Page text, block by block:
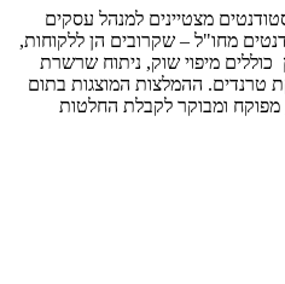
מצטיינים למנהל עסקים
מחו"ל – שקרובים הן ללקוחות,
כוללים מיפוי שוק, ניתוח שרשרת
טרנדים. ההמלצות המוצגות בתום
מפוקח ומבוקר לקבלת החלטות